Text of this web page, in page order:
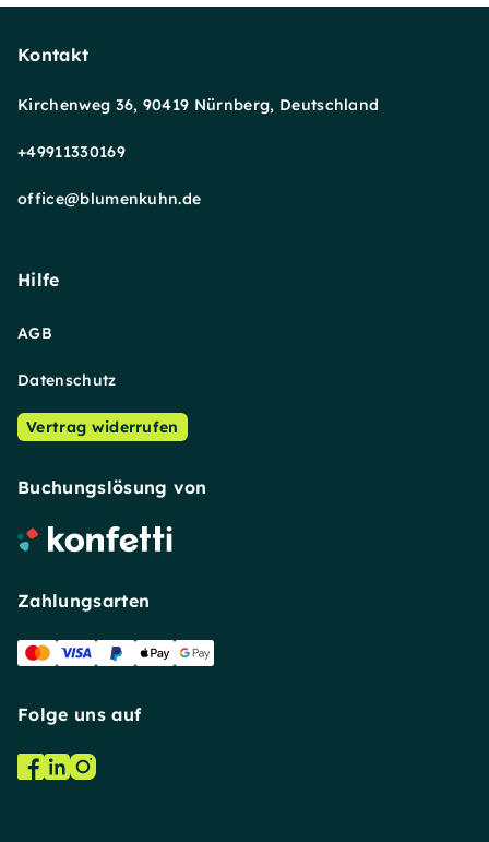
Kontakt
Kirchenweg 36, 90419 Nürnberg, Deutschland
+49911330169
office@blumenkuhn.de
Hilfe
AGB
Datenschutz
Vertrag widerrufen
Buchungslösung von
Zahlungsarten
Folge uns auf